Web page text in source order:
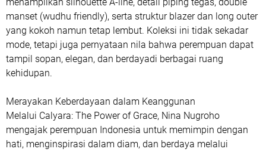
manset (wudhu friendly), serta struktur blazer dan long outer
yang kokoh namun tetap lembut. Koleksi ini tidak sekadar
mode, tetapi juga pernyataan nila bahwa perempuan dapat
tampil sopan, elegan, dan berdayadi berbagai ruang
kehidupan.
Merayakan Keberdayaan dalam Keanggunan
Melalui Calyara: The Power of Grace, Nina Nugroho
mengajak perempuan Indonesia untuk memimpin dengan
hati, menginspirasi dalam diam, dan berdaya melalui